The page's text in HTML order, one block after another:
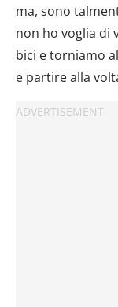
ma, sono
non ho voglia di
bici e torniamo
e partire alla